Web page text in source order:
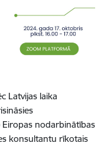
Latvijas laika
Eiropas nodarbinātības
konsultantu rīkotais